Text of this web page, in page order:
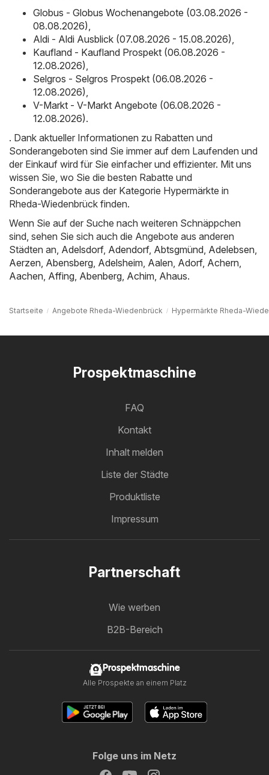
Globus - Globus Wochenangebote (03.08.2026 -
08.08.2026)
Aldi - Aldi Ausblick (07.08.2026 - 15.08.2026)
Kaufland - Kaufland Prospekt (06.08.2026 -
12.08.2026)
Selgros - Selgros Prospekt (06.08.2026 -
12.08.2026)
V-Markt - V-Markt Angebote (06.08.2026 -
12.08.2026).
. Dank aktueller Informationen zu Rabatten und
Sonderangeboten sind Sie immer auf dem Laufenden und
der Einkauf wird für Sie einfacher und effizienter. Mit uns
wissen Sie, wo Sie die besten Rabatte und
Sonderangebote aus der Kategorie Hypermärkte in
Rheda-Wiedenbrück finden.
Wenn Sie auf der Suche nach weiteren Schnäppchen
sind, sehen Sie sich auch die Angebote aus anderen
Städten an, Adelsdorf, Adendorf, Abtsgmünd Adelebsen
Aerzen Abensberg Adelsheim Aalen Adorf, Achern
Aachen Affing Abenberg Achim Ahaus.
Startseite Angebote Rheda-Wiedenbrück Hypermärkte Rheda-
Prospektmaschine
FAQ
Kontakt
Inhalt melden
Liste der Städte
Produktliste
Impressum
Partnerschaft
Wie werben
B2B-Bereich
Prospektmaschine
Alle Prospekte an einem Platz
Folge uns im Netz